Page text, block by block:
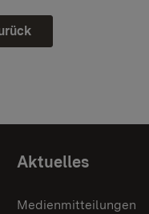
Aktuelles
Medienmitteilungen